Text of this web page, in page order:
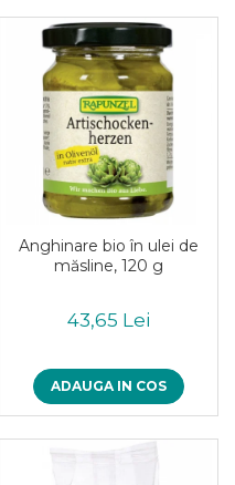
Anghinare bio în ulei de
măsline, 120 g
43,65 Lei
ADAUGA IN COS